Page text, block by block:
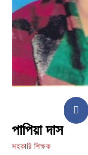
পাপিয়া দাস
সহকারি শিক্ষক